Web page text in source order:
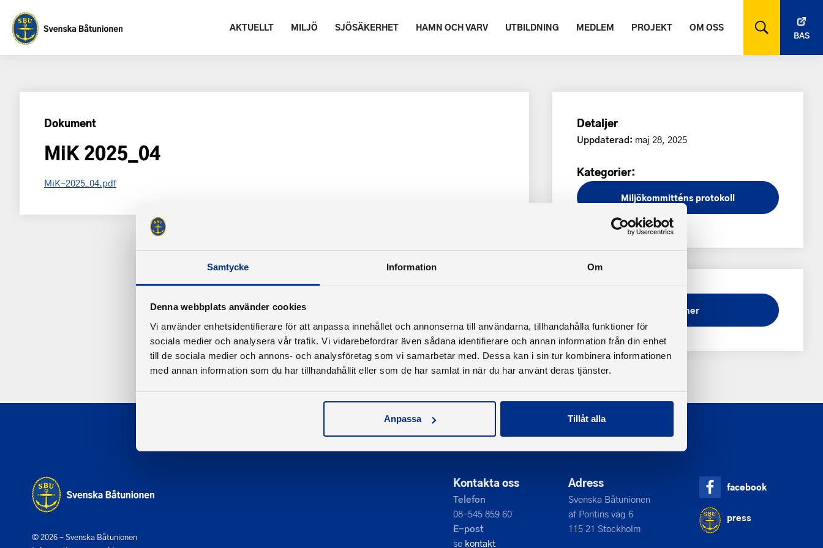
Samtycke Information Om
Denna webbplats använder cookies
Vi använder enhetsidentifierare för att anpassa innehållet och annonserna till användarna, tillhandahålla funktioner för
sociala medier och analysera vår trafik. Vi vidarebefordrar även sådana identifierare och annan information från din enhet
till de sociala medier och annons- och analysföretag som vi samarbetar med. Dessa kan i sin tur kombinera informationen
med annan information som du har tillhandahållit eller som de har samlat in när du har använt deras tjänster.
Anpassa Tillåt alla
AKTUELLT MILJÖ SJÖSÄKERHET HAMN OCH VARV UTBILDNING MEDLEM PROJEKT OM OSS
BAS
Dokument
MiK 2025_04
MiK-2025_04.pdf
Detaljer
Uppdaterad: maj 28, 2025
Kategorier:
Miljökommitténs protokoll
Ladda ner
© 2026 - Svenska Båtunionen
Kontakta oss
Telefon
08-545 859 60
E-post
se kontakt
Adress
Svenska Båtunionen
af Pontins väg 6
115 21 Stockholm
facebook
press